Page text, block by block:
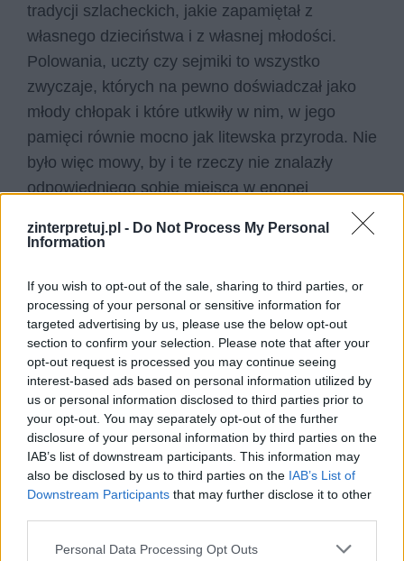
zinterpretuj.pl - Do Not Process My Personal
Information
If you wish to opt-out of the sale, sharing to third parties, or
processing of your personal or sensitive information for
targeted advertising by us, please use the below opt-out
section to confirm your selection. Please note that after your
opt-out request is processed you may continue seeing
interest-based ads based on personal information utilized by
us or personal information disclosed to third parties prior to
your opt-out. You may separately opt-out of the further
disclosure of your personal information by third parties on the
IAB’s list of downstream participants. This information may
also be disclosed by us to third parties on the IAB’s List of
Downstream Participants that may further disclose it to other
Personal Data Processing Opt Outs
tradycji szlacheckich, jakie zapamiętał z
własnego dzieciństwa i z własnej młodości.
Polowania, uczty czy sejmiki to wszystko
zwyczaje, których na pewno doświadczał jako
młody chłopak i które utkwiły w nim, w jego
pamięci równie mocno jak litewska przyroda. Nie
było więc mowy, by i te rzeczy nie znalazły
odpowiedniego sobie miejsca w epopei